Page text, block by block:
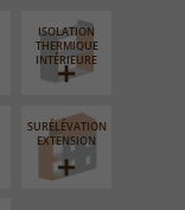
ISOLATION
THERMIQUE
INTÉRIEURE
SURÉLÉVATION
EXTENSION